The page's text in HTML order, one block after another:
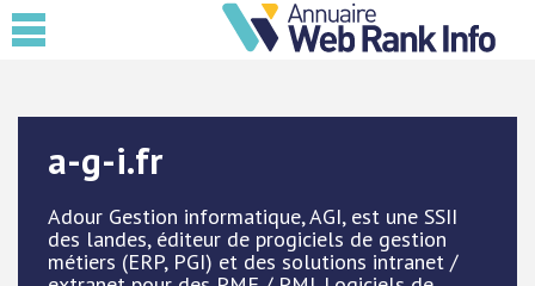
a-g-i.fr
Adour Gestion informatique, AGI, est une SSII
des landes, éditeur de progiciels de gestion
métiers (ERP, PGI) et des solutions intranet /